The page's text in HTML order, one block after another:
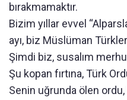
bırakmamaktır.
Bizim yıllar evvel
ayı, biz Müslüman
Şimdi biz, susalım
Şu kopan fırtına, Türk
Senin uğrunda ölen